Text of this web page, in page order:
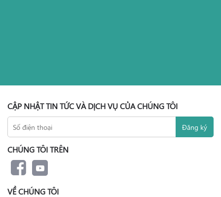
CẬP NHẬT TIN TỨC VÀ DỊCH VỤ CỦA CHÚNG TÔI
CHÚNG TÔI TRÊN
VỀ CHÚNG TÔI